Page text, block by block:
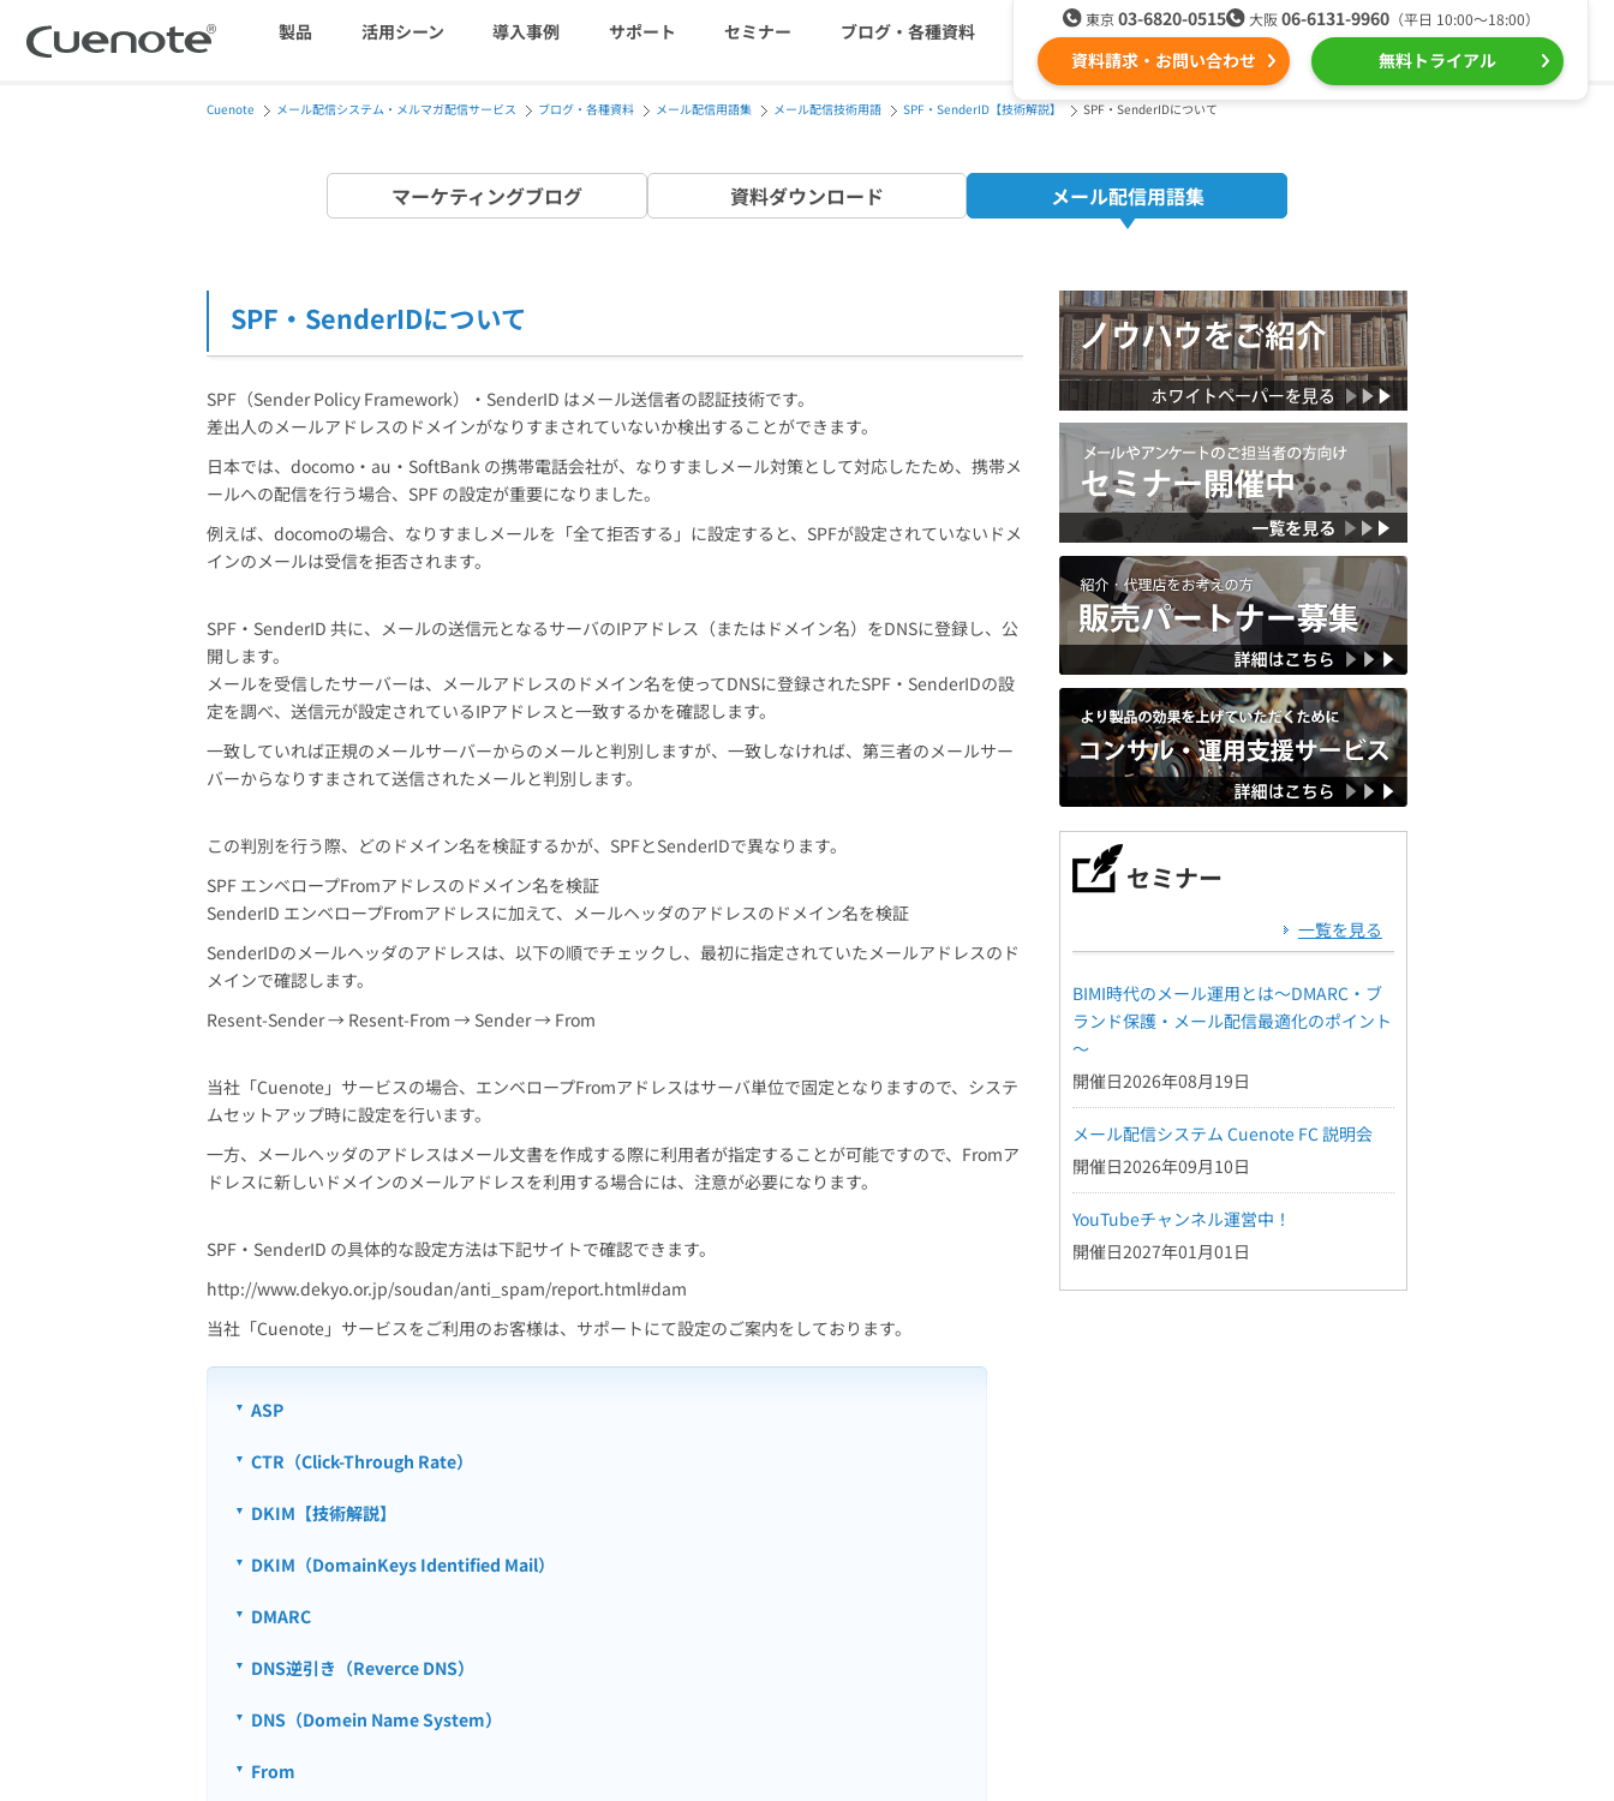
製品
メール配信システム メールリレーサーバー kintone（キントーン）メール配信
SMS配信サービス Webプッシュ通知サービス
アンケートシステム・フォーム 緊急参集・安否確認 SNSプロモーション支援事業
（当社グループ企業）
活用シーン 導入事例 サポート セミナー ブログ・各種資料
資料請求・お問い合わせ 無料トライアル
東京 03-6820-0515 大阪 06-6131-9960（平日 10:00〜18:00）
Cuenote メール配信システム・メルマガ配信サービス ブログ・各種資料 メール配信用語集 メール配信技術用語 SPF・SenderID【技術解説】 SPF・SenderIDについて
マーケティングブログ 資料ダウンロード メール配信用語集
SPF・SenderIDについて
SPF（Sender Policy Framework）・SenderID はメール送信者の認証技術です。
差出人のメールアドレスのドメインがなりすまされていないか検出することができます。
日本では、docomo・au・SoftBank の携帯電話会社が、なりすましメール対策として対応したため、携帯メ
ールへの配信を行う場合、SPF の設定が重要になりました。
例えば、docomoの場合、なりすましメールを「全て拒否する」に設定すると、SPFが設定されていないドメ
インのメールは受信を拒否されます。
SPF・SenderID 共に、メールの送信元となるサーバのIPアドレス（またはドメイン名）をDNSに登録し、公
開します。
メールを受信したサーバーは、メールアドレスのドメイン名を使ってDNSに登録されたSPF・SenderIDの設
定を調べ、送信元が設定されているIPアドレスと一致するかを確認します。
一致していれば正規のメールサーバーからのメールと判別しますが、一致しなければ、第三者のメールサー
バーからなりすまされて送信されたメールと判別します。
この判別を行う際、どのドメイン名を検証するかが、SPFとSenderIDで異なります。
SPF エンベロープFromアドレスのドメイン名を検証
SenderID エンベロープFromアドレスに加えて、メールヘッダのアドレスのドメイン名を検証
SenderIDのメールヘッダのアドレスは、以下の順でチェックし、最初に指定されていたメールアドレスのド
メインで確認します。
Resent-Sender → Resent-From → Sender → From
当社「Cuenote」サービスの場合、エンベロープFromアドレスはサーバ単位で固定となりますので、システ
ムセットアップ時に設定を行います。
一方、メールヘッダのアドレスはメール文書を作成する際に利用者が指定することが可能ですので、Fromア
ドレスに新しいドメインのメールアドレスを利用する場合には、注意が必要になります。
SPF・SenderID の具体的な設定方法は下記サイトで確認できます。
http://www.dekyo.or.jp/soudan/anti_spam/report.html#dam
当社「Cuenote」サービスをご利用のお客様は、サポートにて設定のご案内をしております。
ASP
CTR（Click-Through Rate）
DKIM【技術解説】
DKIM（DomainKeys Identified Mail）
DMARC
DNS逆引き（Reverce DNS）
DNS（Domein Name System）
From
セミナー
一覧を見る
BIMI時代のメール運用とは～DMARC・ブ
ランド保護・メール配信最適化のポイント
～
開催日2026年08月19日
メール配信システム Cuenote FC 説明会
開催日2026年09月10日
YouTubeチャンネル運営中！
開催日2027年01月01日